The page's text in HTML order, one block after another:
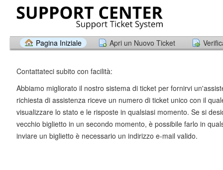
Pagina Iniziale Apri un Nuovo Ticket
Contattateci subito con facilità:
Abbiamo migliorato il nostro sistema di ticket per fornirvi
richiesta di assistenza riceve un numero di ticket unico con il
visualizzare lo stato e le risposte in qualsiasi momento. Se si
vecchio biglietto in un secondo momento, è possibile farlo in
inviare un biglietto è necessario un indirizzo e-mail valido.